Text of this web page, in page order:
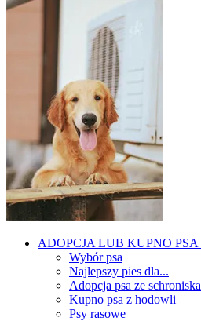
ADOPCJA LUB KUPNO PSA
Wybór psa
Najlepszy pies dla...
Adopcja psa ze schroniska
Kupno psa z hodowli
Psy rasowe